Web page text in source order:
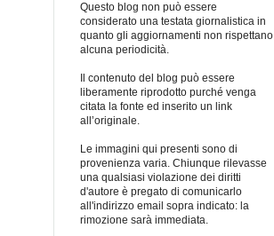
Questo blog non può essere
considerato una testata giornalistica in
quanto gli aggiornamenti non rispettano
alcuna periodicità.
Il contenuto del blog può essere
liberamente riprodotto purché venga
citata la fonte ed inserito un link
all’originale.
Le immagini qui presenti sono di
provenienza varia. Chiunque rilevasse
una qualsiasi violazione dei diritti
d'autore è pregato di comunicarlo
all'indirizzo email sopra indicato: la
rimozione sarà immediata.